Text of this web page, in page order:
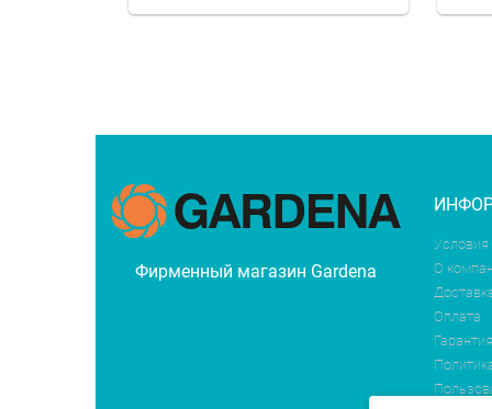
Фирменный магазин Gardena
Условия
О
Оплата